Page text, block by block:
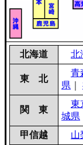
北海道 北
東 北
青
県
関 東
東
城県
甲信越
山